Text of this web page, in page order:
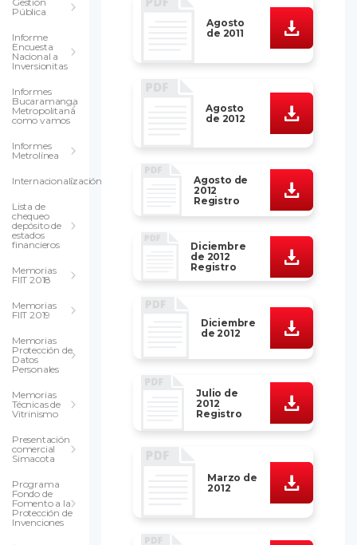
Pública
Informe
Encuesta
Nacional a
Inversionitas
Informes
Bucaramanga
Metropolitana
como vamos
Informes
Metrolínea
Internacionalización
Lista de
chequeo
depósito de
estados
financieros
Memorias
FIIT 2018
Memorias
FIIT 2019
Memorias
Protección de
Datos
Personales
Memorias
Técnicas de
Vitrinismo
Presentación
comercial
Simacota
Programa
Fondo de
Fomento a la
Protección de
Invenciones
Agosto
de 2011
Agosto
de 2012
Agosto de
2012
Registro
Diciembre
de 2012
Registro
Diciembre
de 2012
Julio de
2012
Registro
Marzo de
2012